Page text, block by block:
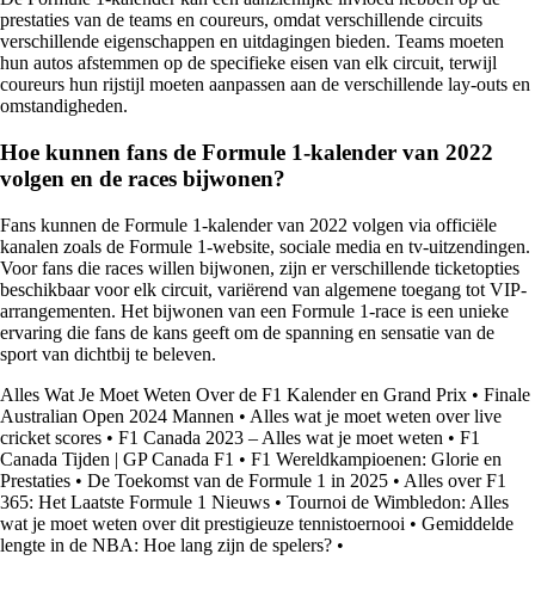
prestaties van de teams en coureurs, omdat verschillende circuits
verschillende eigenschappen en uitdagingen bieden. Teams moeten
hun autos afstemmen op de specifieke eisen van elk circuit, terwijl
coureurs hun rijstijl moeten aanpassen aan de verschillende lay-outs en
omstandigheden.
Hoe kunnen fans de Formule 1-kalender van 2022
volgen en de races bijwonen?
Fans kunnen de Formule 1-kalender van 2022 volgen via officiële
kanalen zoals de Formule 1-website, sociale media en tv-uitzendingen.
Voor fans die races willen bijwonen, zijn er verschillende ticketopties
beschikbaar voor elk circuit, variërend van algemene toegang tot VIP-
arrangementen. Het bijwonen van een Formule 1-race is een unieke
ervaring die fans de kans geeft om de spanning en sensatie van de
sport van dichtbij te beleven.
Alles Wat Je Moet Weten Over de F1 Kalender en Grand Prix • Finale
Australian Open 2024 Mannen • Alles wat je moet weten over live
cricket scores • F1 Canada 2023 – Alles wat je moet weten • F1
Canada Tijden | GP Canada F1 • F1 Wereldkampioenen: Glorie en
Prestaties • De Toekomst van de Formule 1 in 2025 • Alles over F1
365: Het Laatste Formule 1 Nieuws • Tournoi de Wimbledon: Alles
wat je moet weten over dit prestigieuze tennistoernooi • Gemiddelde
lengte in de NBA: Hoe lang zijn de spelers? •